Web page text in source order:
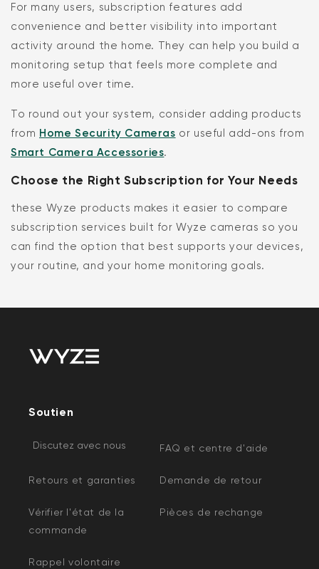
For many users, subscription features add
convenience and better visibility into important
activity around the home. They can help you build a
monitoring setup that feels more complete and
more useful over time.
To round out your system, consider adding products
from Home Security Cameras or useful add-ons from
Smart Camera Accessories.
Choose the Right Subscription for Your Needs
these Wyze products makes it easier to compare
subscription services built for Wyze cameras so you
can find the option that best supports your devices,
your routine, and your home monitoring goals.
Soutien
Discutez avec nous FAQ et centre d'aide
Retours et garanties Demande de retour
Vérifier l'état de la
commande
Pièces de rechange
Rappel volontaire